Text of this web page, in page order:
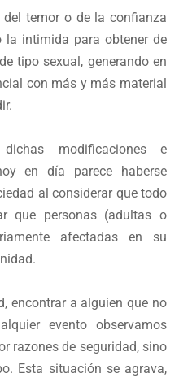
temor o de la confianza
intimida para obtener de
tipo sexual, generando en
con más y más material
modificaciones e
en día parece haberse
al considerar que todo
que personas (adultas o
afectadas en su
encontrar a alguien que no
evento observamos
razones de seguridad, sino
Esta situación se agrava,